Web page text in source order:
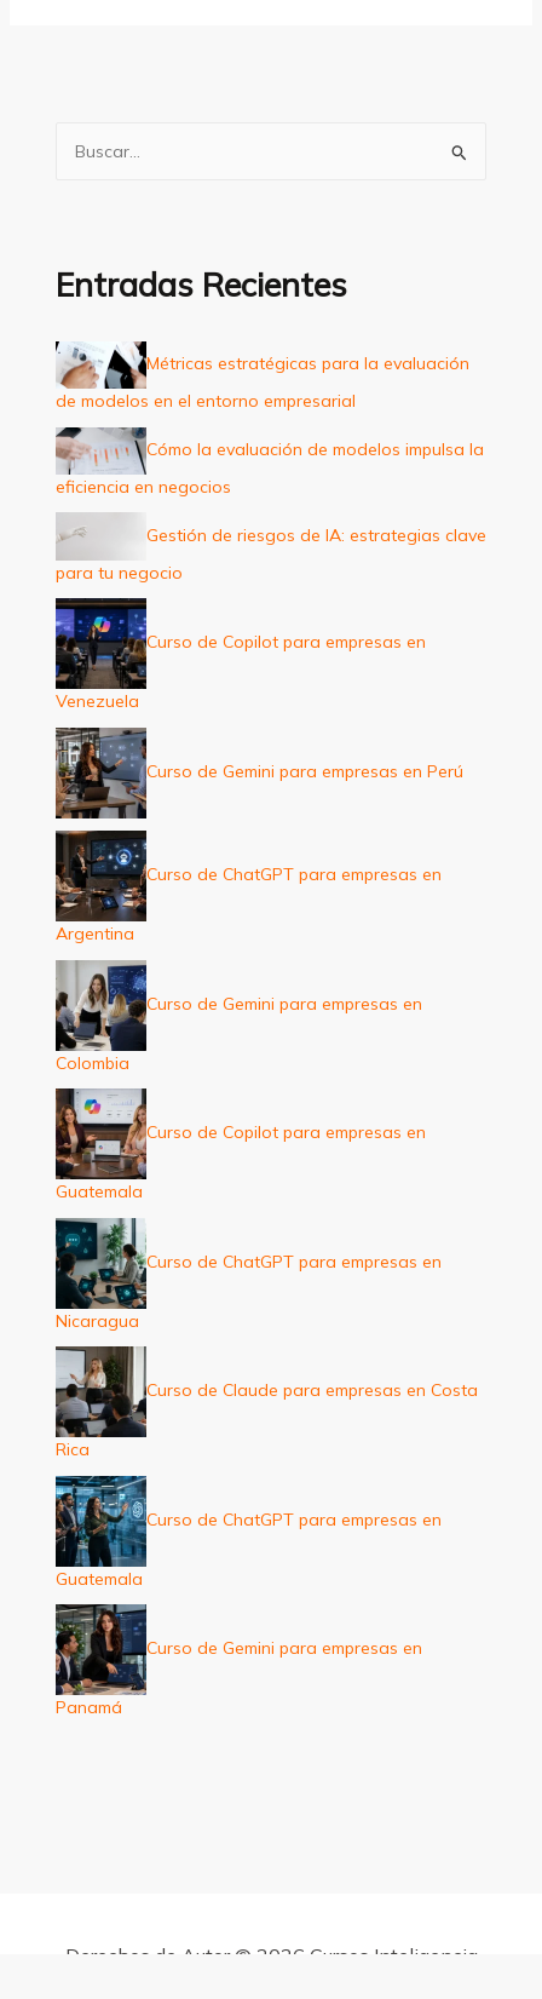
a
p
o
r
:
Entradas Recientes
Métricas estratégicas para la evaluación
de modelos en el entorno empresarial
Cómo la evaluación de modelos impulsa la
eficiencia en negocios
Gestión de riesgos de IA: estrategias clave
para tu negocio
Curso de Copilot para empresas en
Venezuela
Curso de Gemini para empresas en Perú
Curso de ChatGPT para empresas en
Argentina
Curso de Gemini para empresas en
Colombia
Curso de Copilot para empresas en
Guatemala
Curso de ChatGPT para empresas en
Nicaragua
Curso de Claude para empresas en Costa
Rica
Curso de ChatGPT para empresas en
Guatemala
Curso de Gemini para empresas en
Panamá
Derechos de Autor © 2026 Cursos Inteligencia